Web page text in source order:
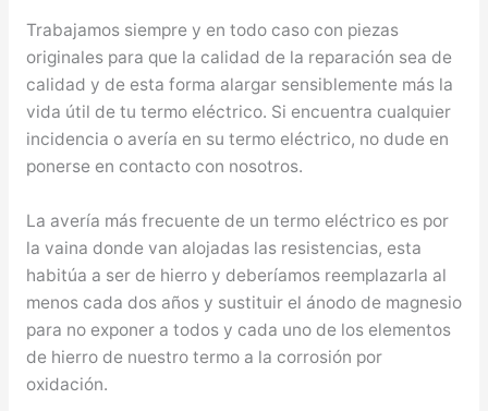
Trabajamos siempre y en todo caso con piezas
originales para que la calidad de la reparación sea de
calidad y de esta forma alargar sensiblemente más la
vida útil de tu termo eléctrico. Si encuentra cualquier
incidencia o avería en su termo eléctrico, no dude en
ponerse en contacto con nosotros.
La avería más frecuente de un termo eléctrico es por
la vaina donde van alojadas las resistencias, esta
habitúa a ser de hierro y deberíamos reemplazarla al
menos cada dos años y sustituir el ánodo de magnesio
para no exponer a todos y cada uno de los elementos
de hierro de nuestro termo a la corrosión por
oxidación.